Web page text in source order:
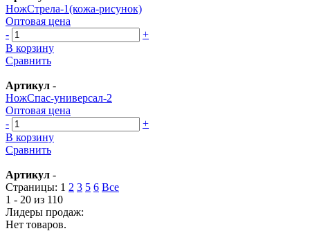
НожСтрела-1(кожа-рисунок)
Оптовая цена
-
+
В корзину
Сравнить
Артикул -
НожСпас-универсал-2
Оптовая цена
-
+
В корзину
Сравнить
Артикул -
Страницы: 1 2 3 5 6 Все
1 - 20 из 110
Лидеры продаж:
Нет товаров.